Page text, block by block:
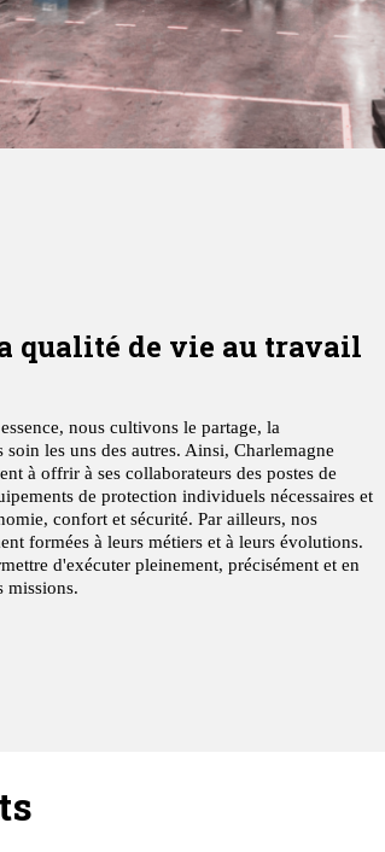
qualité de vie au travail
nous cultivons le partage, la
les uns des autres. Ainsi, Charlemagne
à offrir à ses collaborateurs des postes de
de protection individuels nécessaires et
confort et sécurité. Par ailleurs, nos
formées à leurs métiers et à leurs évolutions.
d'exécuter pleinement, précisément et en
missions.